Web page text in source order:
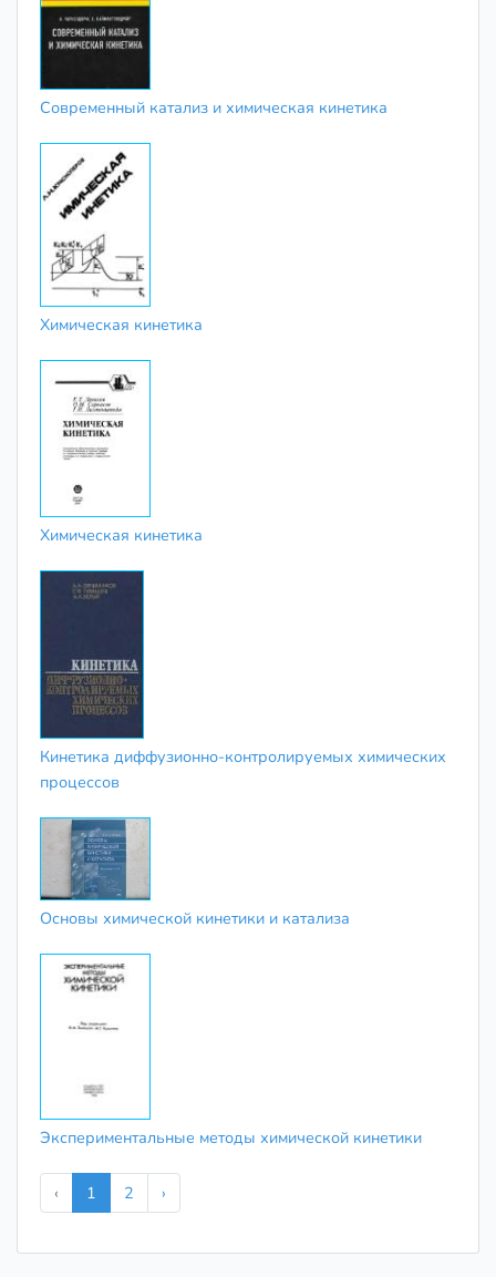
Современный катализ и химическая кинетика
Химическая кинетика
Химическая кинетика
Кинетика диффузионно-контролируемых химических
процессов
Основы химической кинетики и катализа
Экспериментальные методы химической кинетики
‹ 1 2 ›